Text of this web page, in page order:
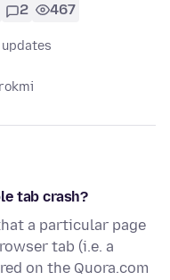
2 467
tab crash?
a particular page
tab (i.e. a
on the Quora.com